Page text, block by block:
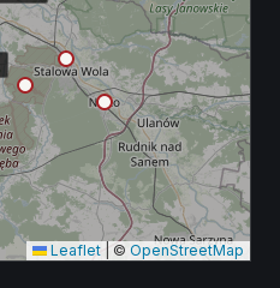
Leaflet © OpenStreetMap